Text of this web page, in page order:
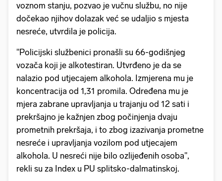
voznom stanju, pozvao je vučnu službu, no nije
dočekao njihov dolazak već se udaljio s mjesta
nesreće, utvrdila je policija.
"Policijski službenici pronašli su 66-godišnjeg
vozača koji je alkotestiran. Utvrđeno je da se
nalazio pod utjecajem alkohola. Izmjerena mu je
koncentracija od 1,31 promila. Određena mu je
mjera zabrane upravljanja u trajanju od 12 sati i
prekršajno je kažnjen zbog počinjenja dvaju
prometnih prekršaja, i to zbog izazivanja prometne
nesreće i upravljanja vozilom pod utjecajem
alkohola. U nesreći nije bilo ozlijeđenih osoba",
rekli su za Index u PU splitsko-dalmatinskoj.